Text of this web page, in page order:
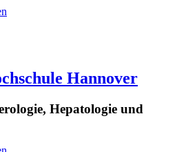
Hannover
Hepatologie und